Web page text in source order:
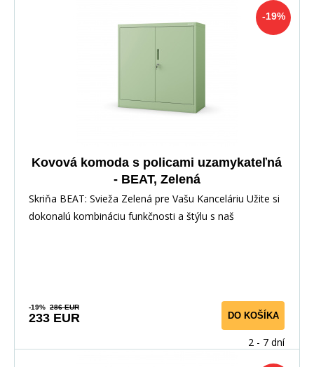
-19%
Kovová komoda s policami uzamykateľná
- BEAT, Zelená
Skriňa BEAT: Svieža Zelená pre Vašu Kanceláriu Užite si
dokonalú kombináciu funkčnosti a štýlu s naš
-19% 286 EUR
233 EUR DO KOŠÍKA
2 - 7 dní